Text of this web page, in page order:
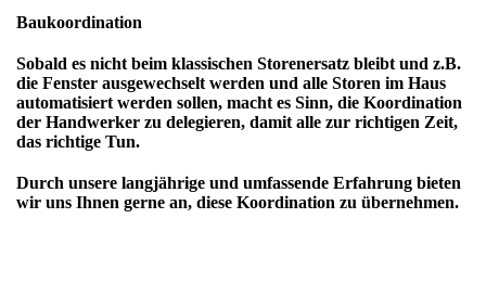
Baukoordination
Sobald es nicht beim klassischen Storenersatz bleibt und z.B.
die Fenster ausgewechselt werden und alle Storen im Haus
automatisiert werden sollen, macht es Sinn, die Koordination
der Handwerker zu delegieren, damit alle zur richtigen Zeit,
das richtige Tun.
Durch unsere langjährige und umfassende Erfahrung bieten
wir uns Ihnen gerne an, diese Koordination zu übernehmen.